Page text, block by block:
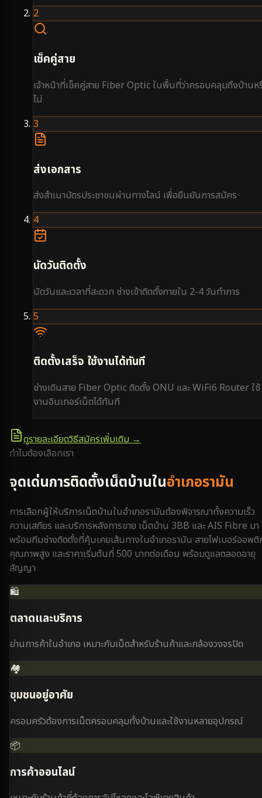
2
เช็คคู่สาย
เจ้าหน้าที่เช็คคู่สาย Fiber Optic ในพื้นที่ว่าครอบคลุมถึงบ้านห
ไม่
3
ส่งเอกสาร
ส่งสำเนาบัตรประชาชนผ่านทางไลน์ เพื่อยืนยันการสมัคร
4
นัดวันติดตั้ง
นัดวันและเวลาที่สะดวก ช่างเข้าติดตั้งภายใน 2-4 วันทำการ
5
ติดตั้งเสร็จ ใช้งานได้ทันที
ช่างเดินสาย Fiber Optic ติดตั้ง ONU และ WiFi6 Router ใช้
งานอินเทอร์เน็ตได้ทันที
ดูรายละเอียดวิธีสมัครเพิ่มเติม →
ทำไมต้องเลือกเรา
จุดเด่นการติดตั้งเน็ตบ้านในอำเภอรามัน
การเลือกผู้ให้บริการเน็ตบ้านในอำเภอรามันต้องพิจารณาทั้งความเร็ว
ความเสถียร และบริการหลังการขาย เน็ตบ้าน 3BB และ AIS Fibre มา
พร้อมทีมช่างติดตั้งที่คุ้นเคยเส้นทางในอำเภอรามัน สายไฟเบอร์ออพ
คุณภาพสูง และราคาเริ่มต้นที่ 500 บาทต่อเดือน พร้อมดูแลตลอดอายุ
สัญญา
🛍️
ตลาดและบริการ
ย่านการค้าในอำเภอ เหมาะกับเน็ตสำหรับร้านค้าและกล้องวงจรปิด
🏘️
ชุมชนอยู่อาศัย
ครอบครัวต้องการเน็ตครอบคลุมทั้งบ้านและใช้งานหลายอุปกรณ์
📦
การค้าออนไลน์